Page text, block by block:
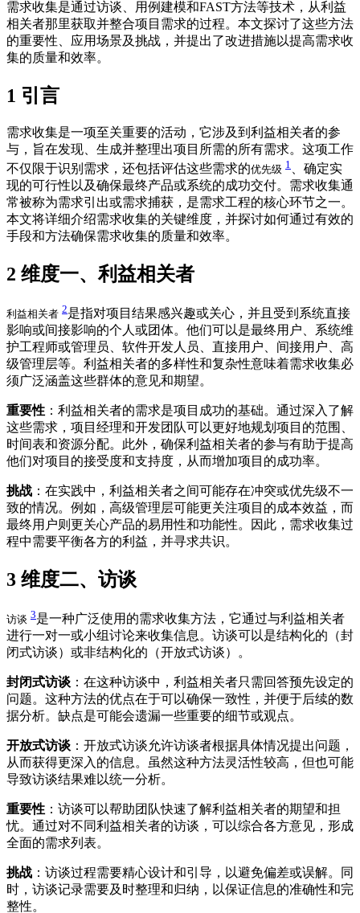
需求收集是通过访谈、用例建模和FAST方法等技术，从利益
相关者那里获取并整合项目需求的过程。本文探讨了这些方法
的重要性、应用场景及挑战，并提出了改进措施以提高需求收
集的质量和效率。
1 引言
需求收集是一项至关重要的活动，它涉及到利益相关者的参
与，旨在发现、生成并整理出项目所需的所有需求。这项工作
不仅限于识别需求，还包括评估这些需求的优先级 1
、确定实
现的可行性以及确保最终产品或系统的成功交付。需求收集通
常被称为需求引出或需求捕获，是需求工程的核心环节之一。
本文将详细介绍需求收集的关键维度，并探讨如何通过有效的
手段和方法确保需求收集的质量和效率。
2 维度一、利益相关者
利益相关者 2是指对项目结果感兴趣或关心，并且受到系统直接
影响或间接影响的个人或团体。他们可以是最终用户、系统维
护工程师或管理员、软件开发人员、直接用户、间接用户、高
级管理层等。利益相关者的多样性和复杂性意味着需求收集必
须广泛涵盖这些群体的意见和期望。
重要性 ：利益相关者的需求是项目成功的基础。通过深入了解
这些需求，项目经理和开发团队可以更好地规划项目的范围、
时间表和资源分配。此外，确保利益相关者的参与有助于提高
他们对项目的接受度和支持度，从而增加项目的成功率。
挑战 ：在实践中，利益相关者之间可能存在冲突或优先级不一
致的情况。例如，高级管理层可能更关注项目的成本效益，而
最终用户则更关心产品的易用性和功能性。因此，需求收集过
程中需要平衡各方的利益，并寻求共识。
3 维度二、访谈
访谈 3是一种广泛使用的需求收集方法，它通过与利益相关者
进行一对一或小组讨论来收集信息。访谈可以是结构化的（封
闭式访谈）或非结构化的（开放式访谈）。
封闭式访谈 ：在这种访谈中，利益相关者只需回答预先设定的
问题。这种方法的优点在于可以确保一致性，并便于后续的数
据分析。缺点是可能会遗漏一些重要的细节或观点。
开放式访谈 ：开放式访谈允许访谈者根据具体情况提出问题，
从而获得更深入的信息。虽然这种方法灵活性较高，但也可能
导致访谈结果难以统一分析。
重要性 ：访谈可以帮助团队快速了解利益相关者的期望和担
忧。通过对不同利益相关者的访谈，可以综合各方意见，形成
全面的需求列表。
挑战 ：访谈过程需要精心设计和引导，以避免偏差或误解。同
时，访谈记录需要及时整理和归纳，以保证信息的准确性和完
整性。